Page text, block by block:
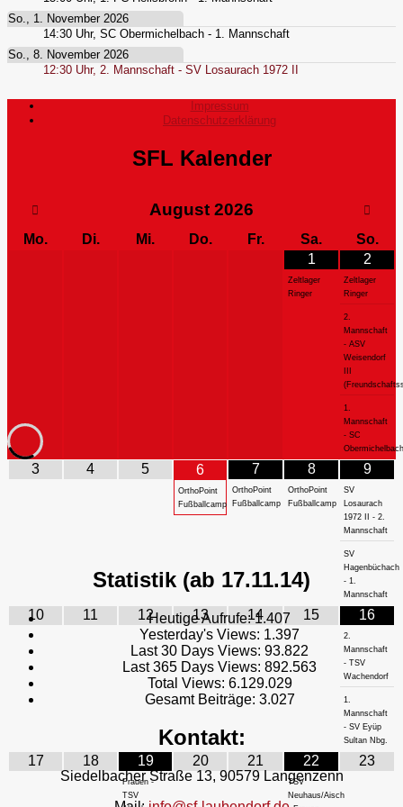
So., 1. November 2026
14:30 Uhr, SC Obermichelbach - 1. Mannschaft
So., 8. November 2026
12:30 Uhr, 2. Mannschaft - SV Losaurach 1972 II
Impressum
Datenschutzerklärung
SFL Kalender
August 2026
Mo. Di. Mi. Do. Fr. Sa.
So.
1
Zeltlager
Ringer
2
Zeltlager
Ringer
2.
Mannschaft
- ASV
Weisendorf
1.
Mannschaft
- SC
Obermichelbach
3 4 5 6
OrthoPoint
Fußballcamp
7
OrthoPoint
Fußballcamp
8
OrthoPoint
Fußballcamp
9
SV
Losaurach
1972 II - 2.
Mannschaft
SV
Hagenbüchach
- 1.
Mannschaft
10 11 12 13 14 15 16
2.
Mannschaft
- TSV
Wachendorf
1.
Mannschaft
- SV Eyüp
Sultan Nbg.
17 18 19
Frauen -
TSV
20 21 22
TSV
Neuhaus/Aisch
23
Statistik (ab 17.11.14)
Heutige Aufrufe:1.407
Yesterday's Views: 1.397
Last 30 Days Views: 93.822
Last 365 Days Views: 892.563
Total Views: 6.129.029
Gesamt Beiträge: 3.027
Kontakt:
Siedelbacher Straße 13, 90579 Langenzenn